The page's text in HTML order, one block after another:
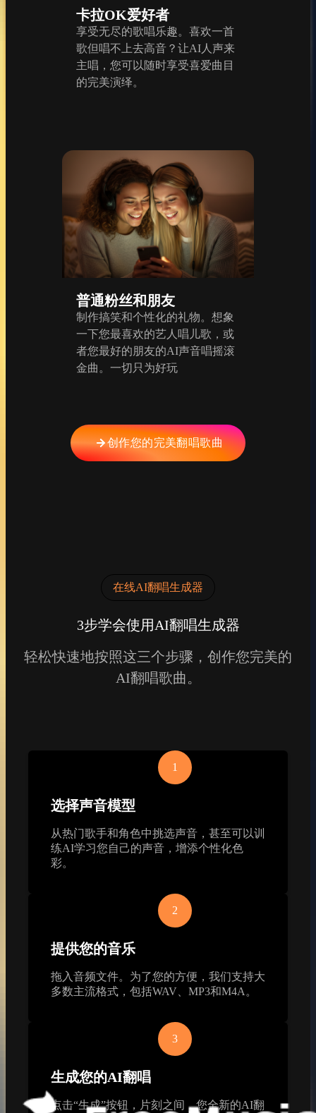
卡拉OK爱好者
享受无尽的歌唱乐趣。喜欢一首
歌但唱不上去高音？让AI人声来
主唱，您可以随时享受喜爱曲目
的完美演绎。
普通粉丝和朋友
制作搞笑和个性化的礼物。想象
一下您最喜欢的艺人唱儿歌，或
者您最好的朋友的AI声音唱摇滚
金曲。一切只为好玩
创作您的完美翻唱歌曲
在线AI翻唱生成器
3步学会使用AI翻唱生成器
轻松快速地按照这三个步骤，创作您完美的
AI翻唱歌曲。
1
选择声音模型
从热门歌手和角色中挑选声音，甚至可以训
练AI学习您自己的声音，增添个性化色
彩。
2
提供您的音乐
拖入音频文件。为了您的方便，我们支持大
多数主流格式，包括WAV、MP3和M4A。
3
生成您的AI翻唱
点击“生成”按钮，片刻之间，您全新的AI翻